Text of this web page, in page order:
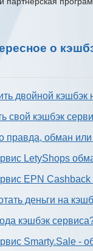
о
двойной кэшбэк
свой кэшбэк
правда, обман
LetyShops
EPN Cashback
деньги на
кэшбэк
Smarty.Sale -